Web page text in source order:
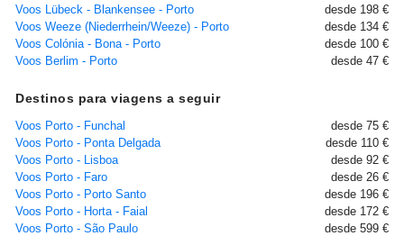
Voos Lübeck - Blankensee - Porto
desde 198 €
Voos Weeze (Niederrhein/Weeze) - Porto
desde 134 €
Voos Colónia - Bona - Porto
desde 100 €
Voos Berlim - Porto
desde 47 €
Destinos para viagens a seguir
Voos Porto - Funchal
desde 75 €
Voos Porto - Ponta Delgada
desde 110 €
Voos Porto - Lisboa
desde 92 €
Voos Porto - Faro
desde 26 €
Voos Porto - Porto Santo
desde 196 €
Voos Porto - Horta - Faial
desde 172 €
Voos Porto - São Paulo
desde 599 €